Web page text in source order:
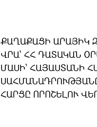
ՔԱՂԱՔԱՑԻ ԱՐԱՅԻԿ
ՎՐԱ՝ ՀՀ ԴԱՏԱԿԱՆ
ՄԱՍԻ՝ ՀԱՅԱՍՏԱՆԻ
ՀԱՐՑԸ ՈՐՈՇԵԼՈՒ